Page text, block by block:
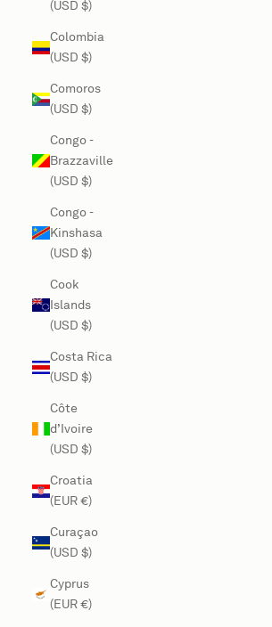
(USD $)
Colombia
(USD $)
Comoros
(USD $)
Congo -
Brazzaville
(USD $)
Congo -
Kinshasa
(USD $)
Cook
Islands
(USD $)
Costa Rica
(USD $)
Côte
d’Ivoire
(USD $)
Croatia
(EUR €)
Curaçao
(USD $)
Cyprus
(EUR €)